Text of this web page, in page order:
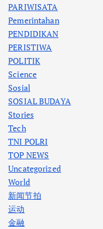
PARIWISATA
Pemerintahan
PENDIDIKAN
PERISTIWA
POLITIK
Science
Sosial
SOSIAL BUDAYA
Stories
Tech
TNI POLRI
TOP NEWS
Uncategorized
World
新闻节拍
运动
金融